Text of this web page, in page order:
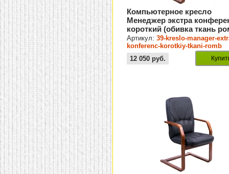
Компьютерное кресло
Менеджер экстра
короткий (обивка ткань
Артикул:39-kreslo-manager-
konferenc-korotkiy-tkani-romb
12 050 руб.